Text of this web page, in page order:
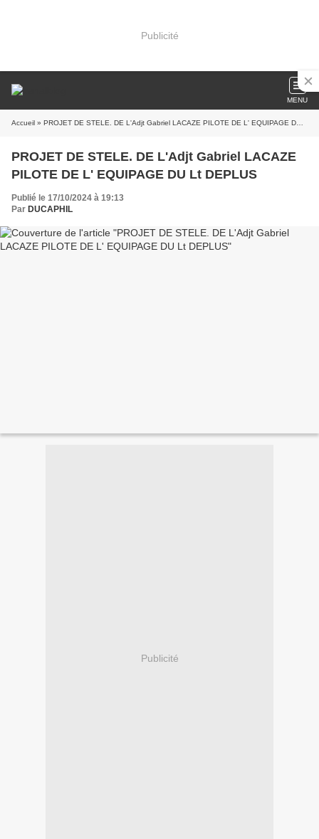
Publicité
MENU
Accueil » PROJET DE STELE. DE L'Adjt Gabriel LACAZE PILOTE DE L' EQUIPAGE DU Lt DEPLUS
PROJET DE STELE. DE L'Adjt Gabriel LACAZE
PILOTE DE L' EQUIPAGE DU Lt DEPLUS
Publié le 17/10/2024 à 19:13
Par DUCAPHIL
Publicité